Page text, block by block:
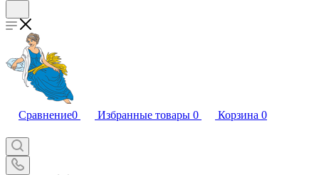
Сравнение0 Избранные товары 0 Корзина 0